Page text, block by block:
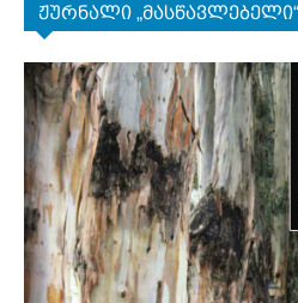
ჟურნალი „მასწავლებელი“